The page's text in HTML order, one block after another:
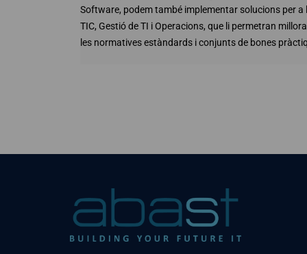
Software, podem també implementar solucions per a
TIC, Gestió de TI i Operacions, que li permetran
les normatives estàndards i conjunts de bones